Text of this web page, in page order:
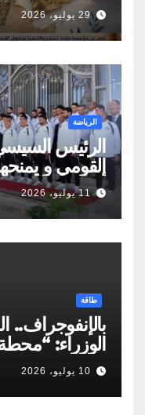
29 يوليو، 2026
الرياضة
الرئيس
القومي و
أوسمة تكريمية
11 يوليو، 2026
طاقة
بالإنفوجراف..
الوزراء:
مسيرة مصرية
لامتلاك أول
الطاقة
10 يوليو، 2026